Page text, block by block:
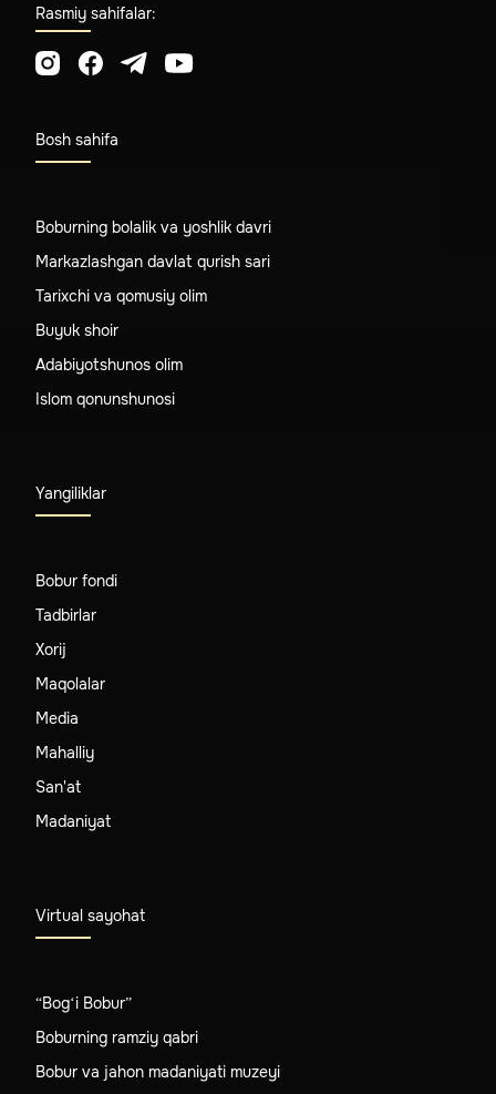
Rasmiy sahifalar:
Bosh sahifa
Boburning bolalik va yoshlik davri
Markazlashgan davlat qurish sari
Tarixchi va qomusiy olim
Buyuk shoir
Adabiyotshunos olim
Islom qonunshunosi
Yangiliklar
Bobur fondi
Tadbirlar
Xorij
Maqolalar
Media
Mahalliy
San'at
Madaniyat
Virtual sayohat
“Bog‘i Bobur”
Boburning ramziy qabri
Bobur va jahon madaniyati muzeyi